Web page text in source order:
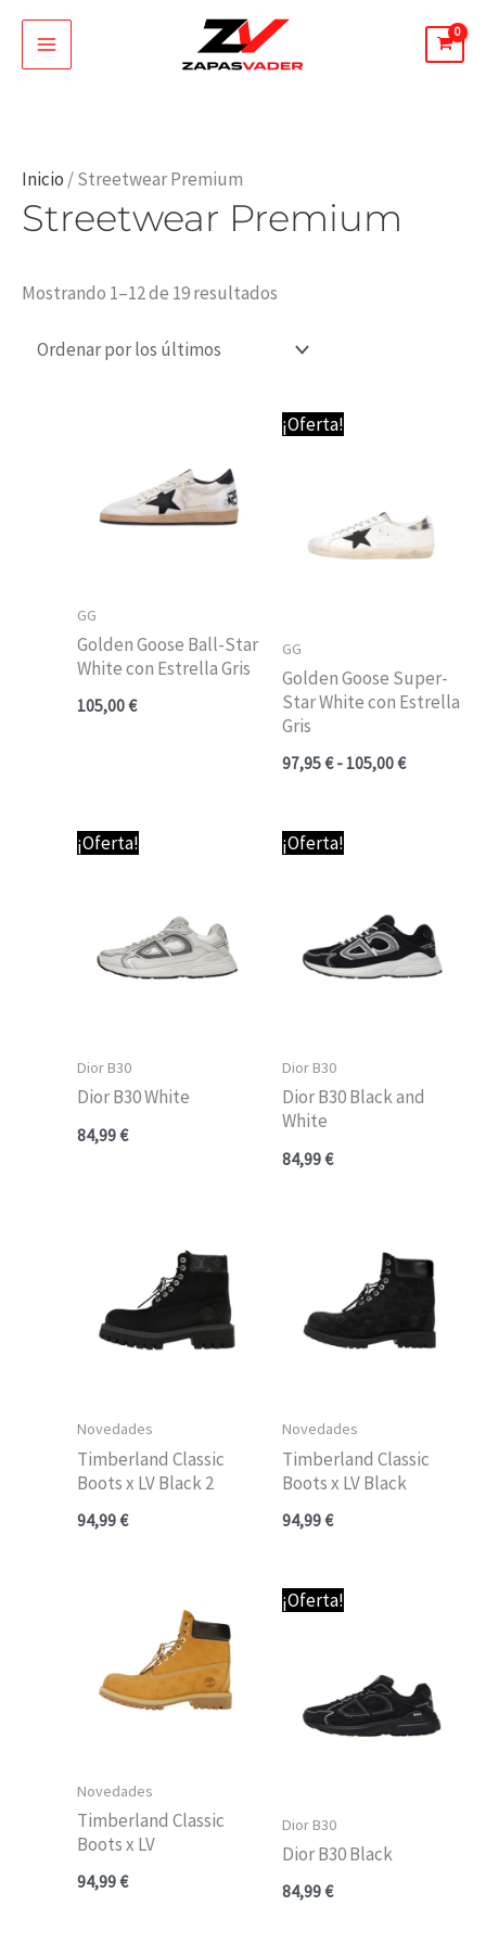
Inicio / Streetwear Premium
Streetwear Premium
Mostrando 1–12 de 19 resultados
por
GG
Golden Goose Ball-Star
White con Estrella Gris
105,00€
¡Oferta!
GG
Golden Goose Super-
Star White con Estrella
Gris
97,95€ - 105,00€
hasta
¡Oferta!
Dior B30
Dior B30 White
84,99€
¡Oferta!
Dior B30
Dior B30 Black and
White
84,99€
Novedades
Timberland Classic
Boots x LV Black 2
94,99€
Novedades
Timberland Classic
Boots x LV Black
94,99€
Novedades
Timberland Classic
Boots x LV
94,99€
¡Oferta!
Dior B30
Dior B30 Black
84,99€